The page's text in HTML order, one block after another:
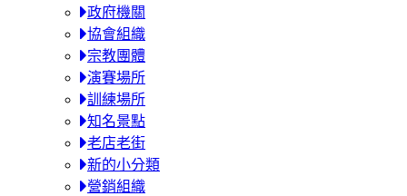
政府機關
協會組織
宗教團體
演賽場所
訓練場所
知名景點
老店老街
新的小分類
營銷組織